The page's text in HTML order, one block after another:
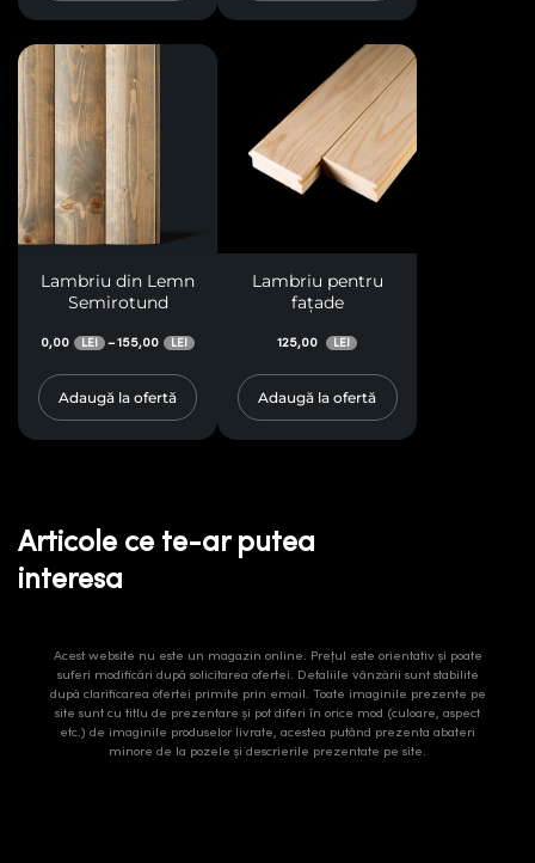
Lambriu din Lemn
Semirotund
0,00 LEI –155,00 LEI
Adaugă la ofertă
Lambriu pentru
fațade
125,00 LEI
Adaugă la ofertă
Articole ce te-ar putea
interesa
Acest website nu este un magazin online. Prețul este orientativ și poate
suferi modificări după solicitarea ofertei. Detaliile vânzării sunt stabilite
după clarificarea ofertei primite prin email. Toate imaginile prezente pe
site sunt cu titlu de prezentare și pot diferi în orice mod (culoare, aspect
etc.) de imaginile produselor livrate, acestea putând prezenta abateri
minore de la pozele și descrierile prezentate pe site.